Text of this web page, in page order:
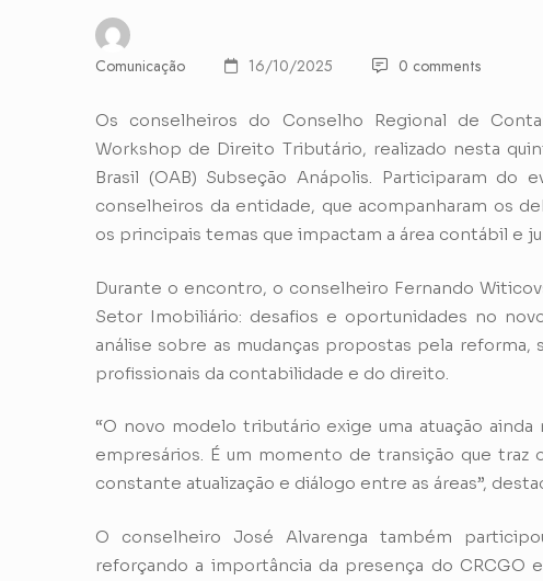
Comunicação 16/10/2025 0 comments
Os conselheiros do Conselho Regional de
Workshop de Direito Tributário, realizado nesta
Brasil (OAB) Subseção Anápolis. Participaram do
conselheiros da entidade, que acompanharam os
os principais temas que impactam a área contábil e
Durante o encontro, o conselheiro Fernando
Setor Imobiliário: desafios e oportunidades no
análise sobre as mudanças propostas pela
profissionais da contabilidade e do direito.
“O novo modelo tributário exige uma atuação
empresários. É um momento de transição que
constante atualização e diálogo entre as áreas”,
O conselheiro José Alvarenga também
reforçando a importância da presença do CRCGO